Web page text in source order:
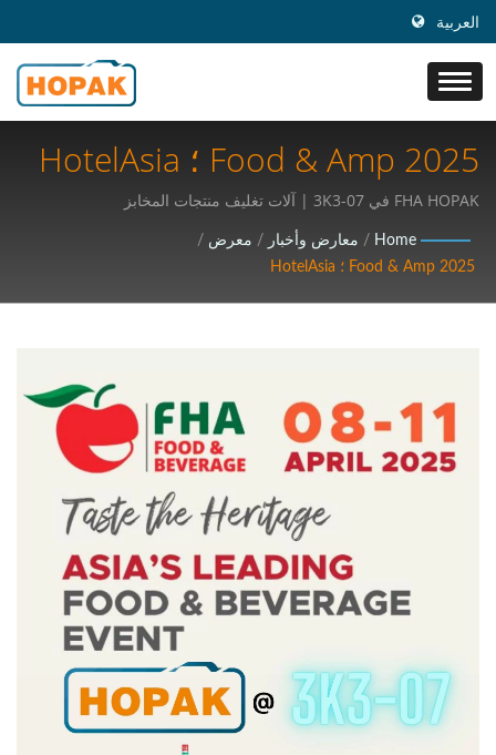
العربية
2025 Food & Amp ؛ HotelAsia
| زيادة الكفاءة: اكتشاف أفضل
حلول التغليف عالية السرعة
لصناعتك
FHA HOPAK في 3K3-07 | آلات تغليف منتجات المخابز
Home
/ معارض وأخبار / معرض /
2025 Food & Amp ؛ HotelAsia